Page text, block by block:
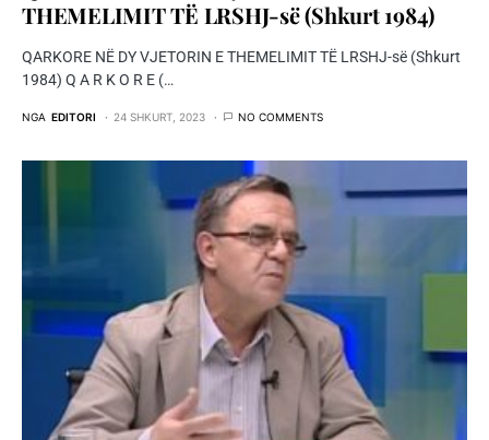
THEMELIMIT TË LRSHJ-së (Shkurt 1984)
QARKORE NË DY VJETORIN E THEMELIMIT TË LRSHJ-së (Shkurt
1984) Q A R K O R E (…
NGA EDITORI 24 SHKURT, 2023 NO COMMENTS